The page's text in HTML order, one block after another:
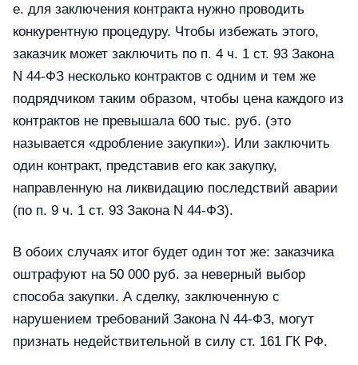
е. для заключения контракта нужно проводить
конкурентную процедуру. Чтобы избежать этого,
заказчик может заключить по п. 4 ч. 1 ст. 93 Закона
N 44-ФЗ несколько контрактов с одним и тем же
подрядчиком таким образом, чтобы цена каждого из
контрактов не превышала 600 тыс. руб. (это
называется «дробление закупки»). Или заключить
один контракт, представив его как закупку,
направленную на ликвидацию последствий аварии
(по п. 9 ч. 1 ст. 93 Закона N 44-ФЗ).
В обоих случаях итог будет один тот же: заказчика
оштрафуют на 50 000 руб. за неверный выбор
способа закупки. А сделку, заключенную с
нарушением требований Закона N 44-ФЗ, могут
признать недействительной в силу ст. 161 ГК РФ.